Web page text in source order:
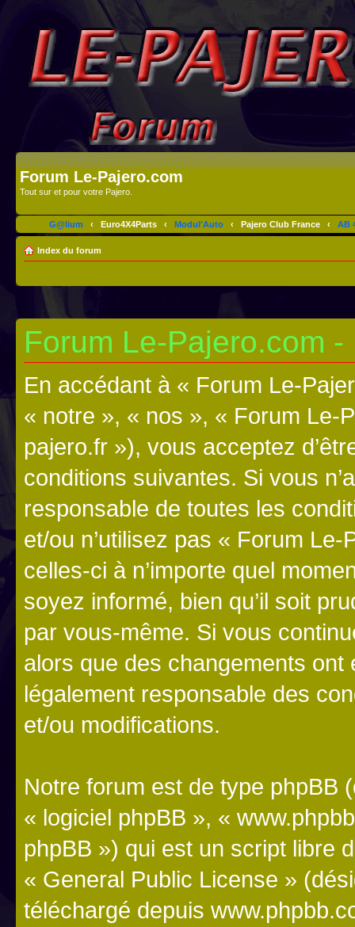
Forum Le-Pajero.com
Tout sur et pour votre Pajero.
G@lium ‹ Euro4X4Parts ‹ Modul'Auto ‹ Pajero Club France ‹ AB
Index du forum
Forum Le-Pajero.com
En accédant à « Forum Le-
« notre », « nos », « Forum Le-
pajero.fr »), vous acceptez
conditions suivantes. Si vous
responsable de toutes les
et/ou n’utilisez pas « Forum
celles-ci à n’importe quel
soyez informé, bien qu’il soit
par vous-même. Si vous
alors que des changements ont
légalement responsable des
et/ou modifications.
Notre forum est de type phpBB
« logiciel phpBB », «
phpBB ») qui est un script libre
« General Public License »
téléchargé depuis